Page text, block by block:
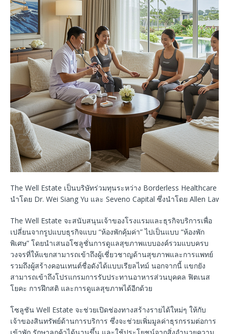
The Well Estate เป็นบริษัทร่วมทุนระหว่าง Borderless Healthcare
นำโดย Dr. Wei Siang Yu และ Seveno Capital ซึ่งนำโดย Allen Law
The Well Estate จะสนับสนุนเจ้าของโรงแรมและธุรกิจบริการเพื่อ
เปลี่ยนจากรูปแบบธุรกิจแบบ “ห้องพักคุ้มค่า” ไปเป็นแบบ “ห้องพัก
พิเศษ” โดยนำเสนอโซลูชั่นการดูแลสุขภาพแบบองค์รวมแบบครบ
วงจรที่ให้แขกสามารถเข้าถึงผู้เชี่ยวชาญด้านสุขภาพและการแพทย์
รวมถึงผู้สร้างคอนเทนต์ชื่อดังได้แบบเรียลไทม์ นอกจากนี้ แขกยัง
สามารถเข้าถึงโปรแกรมการรับประทานอาหารส่วนบุคคล ฟิตเนส
โยคะ การฝึกสติ และการดูแลสุขภาพได้อีกด้วย
โซลูชัน Well Estate จะช่วยเปิดช่องทางสร้างรายได้ใหม่ๆ ให้กับ
เจ้าของสินทรัพย์ด้านการบริการ ซึ่งจะช่วยเพิ่มมูลค่าธุรกรรมต่อการ